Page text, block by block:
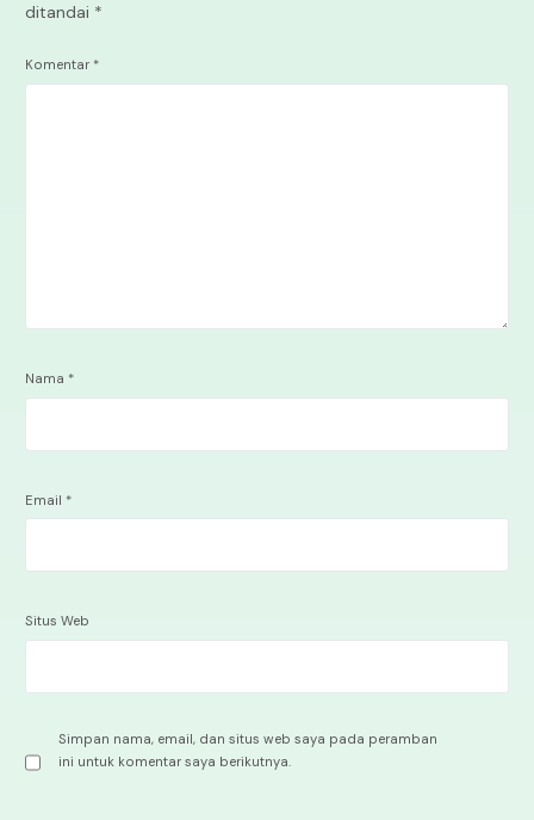
ditandai *
Komentar *
Nama *
Email *
Situs Web
Simpan nama, email, dan situs web saya pada peramban
ini untuk komentar saya berikutnya.